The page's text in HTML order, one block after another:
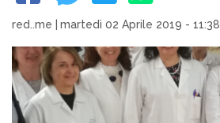
red..me martedì 02 Aprile 2019 - 11:38